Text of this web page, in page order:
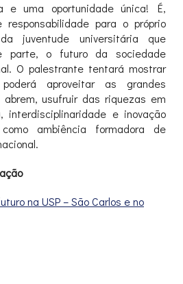
e uma oportunidade única! É,
responsabilidade para o próprio
juventude universitária que
parte, o futuro da sociedade
O palestrante tentará mostrar
aproveitar as grandes
usufruir das riquezas em
interdisciplinaridade e inovação
ambiência formadora de
na USP – São Carlos e no